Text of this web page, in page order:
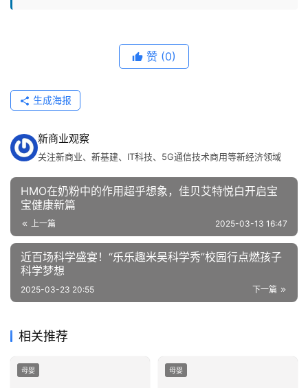
赞 (0)
生成海报
新商业观察
关注新商业、新基建、IT科技、5G通信技术商用等新经济领域
HMO在奶粉中的作用超乎想象，佳贝艾特悦白开启宝
宝健康新篇
上一篇 2025-03-13 16:47
近百场科学盛宴！“乐乐趣米吴科学秀”校园行点燃孩子
科学梦想
下一篇
2025-03-23 20:55
相关推荐
母婴 母婴